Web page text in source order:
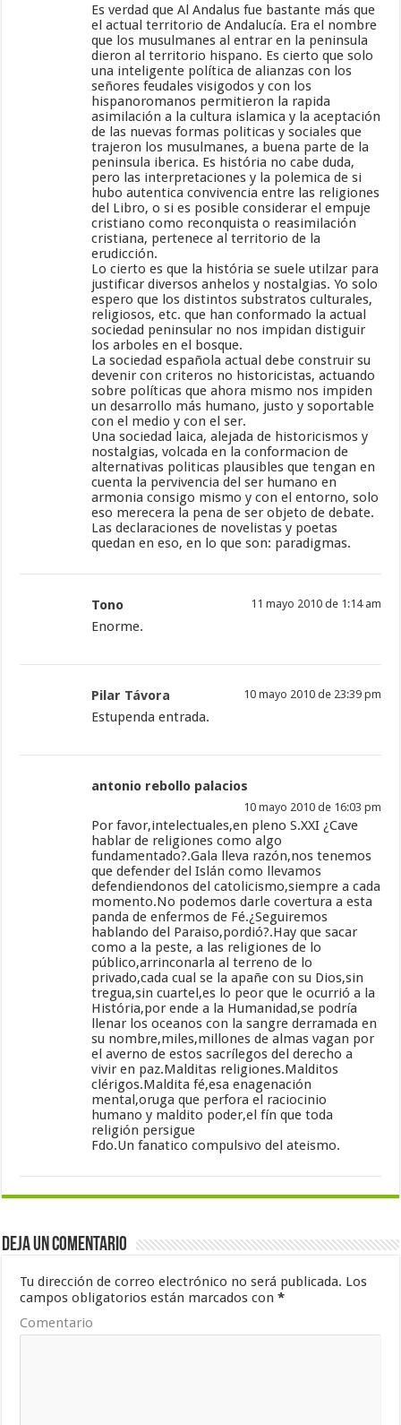
Es verdad que Al Andalus fue bastante más que
el actual territorio de Andalucía. Era el nombre
que los musulmanes al entrar en la peninsula
dieron al territorio hispano. Es cierto que solo
una inteligente política de alianzas con los
señores feudales visigodos y con los
hispanoromanos permitieron la rapida
asimilación a la cultura islamica y la aceptación
de las nuevas formas politicas y sociales que
trajeron los musulmanes, a buena parte de la
peninsula iberica. Es história no cabe duda,
pero las interpretaciones y la polemica de si
hubo autentica convivencia entre las religiones
del Libro, o si es posible considerar el empuje
cristiano como reconquista o reasimilación
cristiana, pertenece al territorio de la
erudicción.
Lo cierto es que la história se suele utilzar para
justificar diversos anhelos y nostalgias. Yo solo
espero que los distintos substratos culturales,
religiosos, etc. que han conformado la actual
sociedad peninsular no nos impidan distiguir
los arboles en el bosque.
La sociedad española actual debe construir su
devenir con criteros no historicistas, actuando
sobre políticas que ahora mismo nos impiden
un desarrollo más humano, justo y soportable
con el medio y con el ser.
Una sociedad laica, alejada de historicismos y
nostalgias, volcada en la conformacion de
alternativas politicas plausibles que tengan en
cuenta la pervivencia del ser humano en
armonia consigo mismo y con el entorno, solo
eso merecera la pena de ser objeto de debate.
Las declaraciones de novelistas y poetas
quedan en eso, en lo que son: paradigmas.
Tono 11 mayo 2010 de 1:14 am
Enorme.
Pilar Távora 10 mayo 2010 de 23:39 pm
Estupenda entrada.
antonio rebollo palacios
10 mayo 2010 de 16:03 pm
Por favor,intelectuales,en pleno S.XXI ¿Cave
hablar de religiones como algo
fundamentado?.Gala lleva razón,nos tenemos
que defender del Islán como llevamos
defendiendonos del catolicismo,siempre a cada
momento.No podemos darle covertura a esta
panda de enfermos de Fé.¿Seguiremos
hablando del Paraiso,pordió?.Hay que sacar
como a la peste, a las religiones de lo
público,arrinconarla al terreno de lo
privado,cada cual se la apañe con su Dios,sin
tregua,sin cuartel,es lo peor que le ocurrió a la
História,por ende a la Humanidad,se podría
llenar los oceanos con la sangre derramada en
su nombre,miles,millones de almas vagan por
el averno de estos sacrílegos del derecho a
vivir en paz.Malditas religiones.Malditos
clérigos.Maldita fé,esa enagenación
mental,oruga que perfora el raciocinio
humano y maldito poder,el fín que toda
religión persigue
Fdo.Un fanatico compulsivo del ateismo.
Deja un comentario
Tu dirección de correo electrónico no será publicada. Los
campos obligatorios están marcados con*
Comentario